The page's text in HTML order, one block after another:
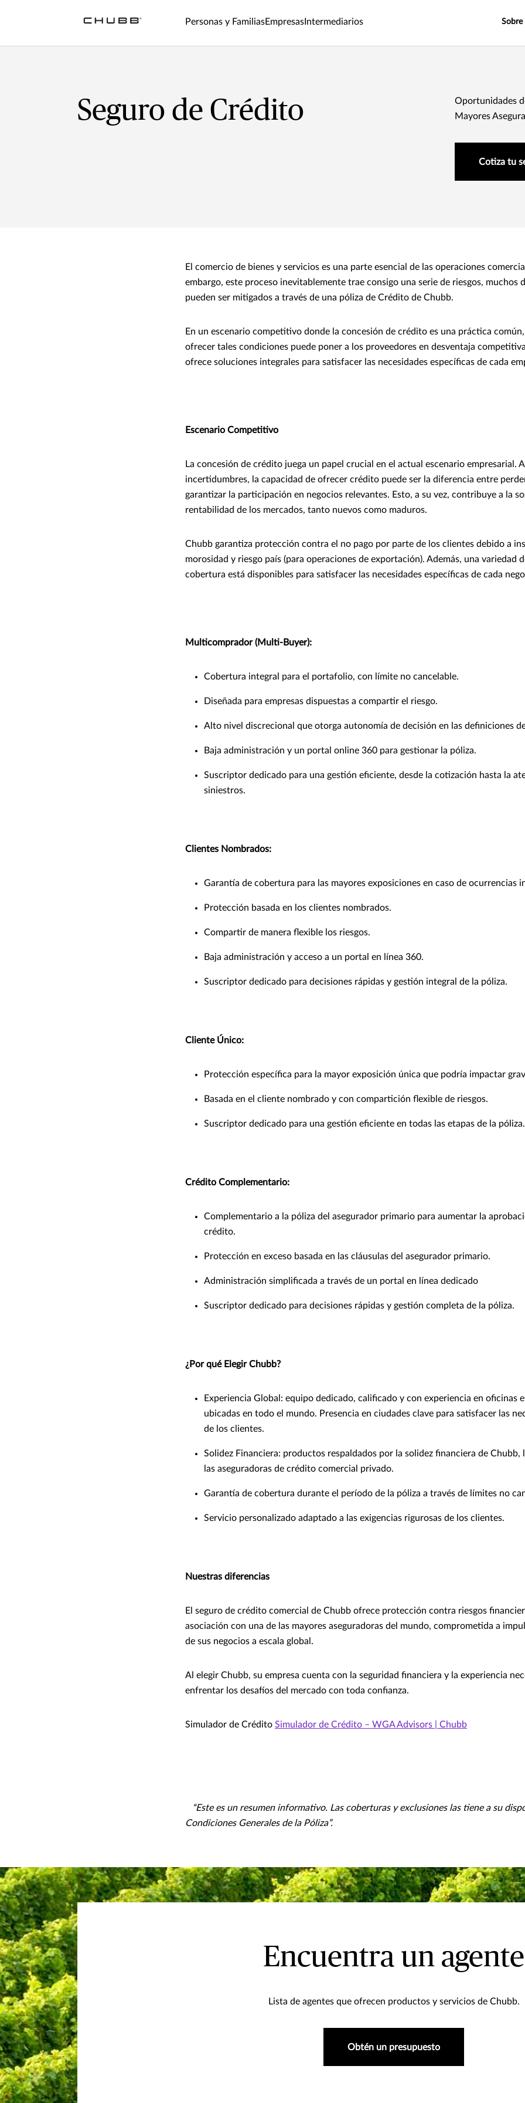
Personas y FamiliasEmpresas Intermediarios Sobre
Seguro de Crédito
Oportunidades
Mayores
Cotiza tu
El comercio de bienes y servicios es una parte esencial de las operaciones
embargo, este proceso inevitablemente trae consigo una serie de riesgos, muchos
pueden ser mitigados a través de una póliza de Crédito de Chubb.
En un escenario competitivo donde la concesión de crédito es una práctica
ofrecer tales condiciones puede poner a los proveedores en desventaja
ofrece soluciones integrales para satisfacer las necesidades específicas de cada
Escenario Competitivo
La concesión de crédito juega un papel crucial en el actual escenario empresarial.
incertidumbres, la capacidad de ofrecer crédito puede ser la diferencia entre
garantizar la participación en negocios relevantes. Esto, a su vez, contribuye a la
rentabilidad de los mercados, tanto nuevos como maduros.
Chubb garantiza protección contra el no pago por parte de los clientes debido a
morosidad y riesgo país (para operaciones de exportación). Además, una variedad
cobertura está disponibles para satisfacer las necesidades específicas de cada
Multicomprador (Multi-Buyer):
Cobertura integral para el portafolio, con límite no cancelable.
Diseñada para empresas dispuestas a compartir el riesgo.
Alto nivel discrecional que otorga autonomía de decisión en las definiciones
Baja administración y un portal online 360 para gestionar la póliza.
Suscriptor dedicado para una gestión eficiente, desde la cotización hasta la
siniestros.
Clientes Nombrados:
Garantía de cobertura para las mayores exposiciones en caso de ocurrencias
Protección basada en los clientes nombrados.
Compartir de manera flexible los riesgos.
Baja administración y acceso a un portal en línea 360.
Suscriptor dedicado para decisiones rápidas y gestión integral de la póliza.
Cliente Único:
Protección específica para la mayor exposición única que podría impactar
Basada en el cliente nombrado y con compartición flexible de riesgos.
Suscriptor dedicado para una gestión eficiente en todas las etapas de la póliza.
Crédito Complementario:
Complementario a la póliza del asegurador primario para aumentar la
crédito.
Protección en exceso basada en las cláusulas del asegurador primario.
Administración simplificada a través de un portal en línea dedicado
Suscriptor dedicado para decisiones rápidas y gestión completa de la póliza.
¿Por qué Elegir Chubb?
Experiencia Global: equipo dedicado, calificado y con experiencia en oficinas
ubicadas en todo el mundo. Presencia en ciudades clave para satisfacer las
de los clientes.
Solidez Financiera: productos respaldados por la solidez financiera de Chubb,
las aseguradoras de crédito comercial privado.
Garantía de cobertura durante el período de la póliza a través de límites no
Servicio personalizado adaptado a las exigencias rigurosas de los clientes.
Nuestras diferencias
El seguro de crédito comercial de Chubb ofrece protección contra riesgos
asociación con una de las mayores aseguradoras del mundo, comprometida a
de sus negocios a escala global.
Al elegir Chubb, su empresa cuenta con la seguridad financiera y la experiencia
enfrentar los desafíos del mercado con toda confianza.
Simulador de Crédito Simulador de Crédito – WGA Advisors | Chubb
“Este es un resumen informativo. Las coberturas y exclusiones las tiene a su
Condiciones Generales de la Póliza”.
Encuentra un agente
Lista de agentes que ofrecen productos y servicios de Chubb.
Obtén un presupuesto